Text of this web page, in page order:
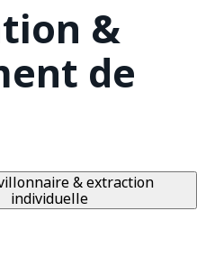
&
de
& extraction
individuelle